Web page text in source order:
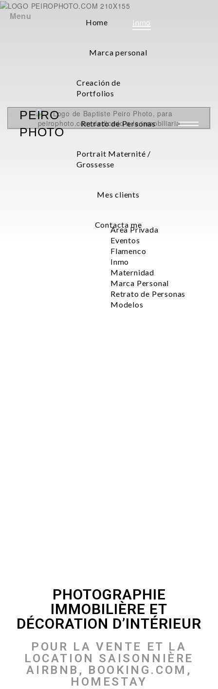
PEIRO
PHOTO
Menu
Home Inmo
Marca personal
Creación de
Portfolios
Retrato de Personas
Portrait Maternité /
Grossesse
Mes clients
Area Privada
Eventos
Flamenco
Inmo
Maternidad
Marca Personal
Retrato de Personas
Modelos
Contacta me
PHOTOGRAPHIE
IMMOBILIÈRE ET
DÉCORATION D’INTÉRIEUR
POUR LA VENTE ET LA
LOCATION SAISONNIÈRE
AIRBNB, BOOKING.COM,
HOMESTAY